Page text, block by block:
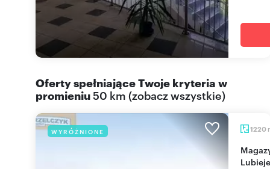
Oferty spełniające Twoje kryteria w
promieniu50 km (zobacz wszystkie)
WYRÓŻNIONE 1220
Magazyn 1220 m² z biurem i parkingiem w